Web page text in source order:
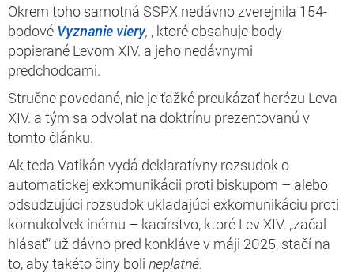
Okrem toho samotná SSPX nedávno zverejnila 154-
bodové Vyznanie viery, , ktoré obsahuje body
popierané Levom XIV. a jeho nedávnymi
predchodcami.
Stručne povedané, nie je ťažké preukázať herézu Leva
XIV. a tým sa odvolať na doktrínu prezentovanú v
tomto článku.
Ak teda Vatikán vydá deklaratívny rozsudok o
automatickej exkomunikácii proti biskupom – alebo
odsudzujúci rozsudok ukladajúci exkomunikáciu proti
komukoľvek inému – kacírstvo, ktoré Lev XIV. „začal
hlásať“ už dávno pred konkláve v máji 2025, stačí na
to, aby takéto činy boli neplatné.